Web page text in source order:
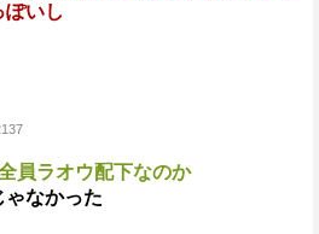
ぽいし
員ラオウ配下なのか
ゃなかった